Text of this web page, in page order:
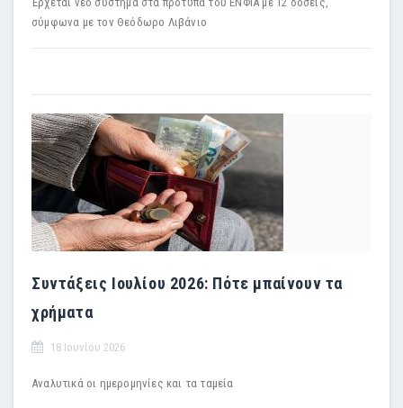
σύμφωνα με τον Θεόδωρο Λιβάνιο
Συντάξεις Ιουλίου 2026: Πότε μπαίνουν τα
χρήματα
18 Ιουνίου 2026
Αναλυτικά οι ημερομηνίες και τα ταμεία